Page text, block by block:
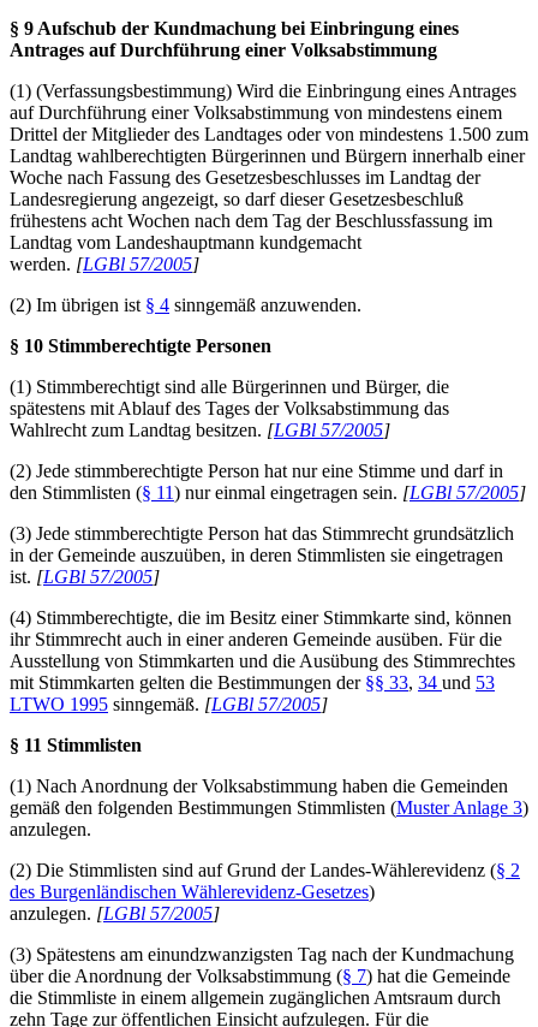
§ 9 Aufschub der Kundmachung bei Einbringung eines
Antrages auf Durchführung einer Volksabstimmung
(1) (Verfassungsbestimmung) Wird die Einbringung eines Antrages
auf Durchführung einer Volksabstimmung von mindestens einem
Drittel der Mitglieder des Landtages oder von mindestens 1.500 zum
Landtag wahlberechtigten Bürgerinnen und Bürgern innerhalb einer
Woche nach Fassung des Gesetzesbeschlusses im Landtag der
Landesregierung angezeigt, so darf dieser Gesetzesbeschluß
frühestens acht Wochen nach dem Tag der Beschlussfassung im
Landtag vom Landeshauptmann kundgemacht
werden. [LGBl 57/2005]
(2) Im übrigen ist § 4 sinngemäß anzuwenden.
§ 10 Stimmberechtigte Personen
(1) Stimmberechtigt sind alle Bürgerinnen und Bürger, die
spätestens mit Ablauf des Tages der Volksabstimmung das
Wahlrecht zum Landtag besitzen. [LGBl 57/2005]
(2) Jede stimmberechtigte Person hat nur eine Stimme und darf in
den Stimmlisten (§ 11) nur einmal eingetragen sein. [LGBl 57/2005]
(3) Jede stimmberechtigte Person hat das Stimmrecht grundsätzlich
in der Gemeinde auszuüben, in deren Stimmlisten sie eingetragen
ist. [LGBl 57/2005]
(4) Stimmberechtigte, die im Besitz einer Stimmkarte sind, können
ihr Stimmrecht auch in einer anderen Gemeinde ausüben. Für die
Ausstellung von Stimmkarten und die Ausübung des Stimmrechtes
mit Stimmkarten gelten die Bestimmungen der §§ 33, 34 und 53
LTWO 1995 sinngemäß. [LGBl 57/2005]
§ 11 Stimmlisten
(1) Nach Anordnung der Volksabstimmung haben die Gemeinden
gemäß den folgenden Bestimmungen Stimmlisten (Muster Anlage 3)
anzulegen.
(2) Die Stimmlisten sind auf Grund der Landes-Wählerevidenz (§ 2
des Burgenländischen Wählerevidenz-Gesetzes)
anzulegen. [LGBl 57/2005]
(3) Spätestens am einundzwanzigsten Tag nach der Kundmachung
über die Anordnung der Volksabstimmung (§ 7) hat die Gemeinde
die Stimmliste in einem allgemein zugänglichen Amtsraum durch
zehn Tage zur öffentlichen Einsicht aufzulegen. Für die